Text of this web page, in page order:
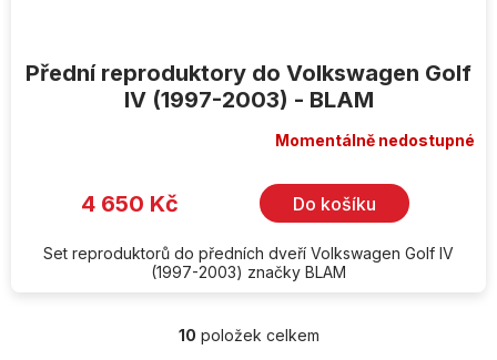
Přední reproduktory do Volkswagen Golf
IV (1997-2003) - BLAM
Momentálně nedostupné
4 650 Kč Do košíku
Set reproduktorů do předních dveří Volkswagen Golf IV
(1997-2003) značky BLAM
O
10 položek celkem